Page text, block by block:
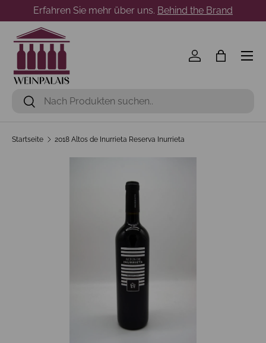
Direkt zum Inhalt
Erfahren Sie mehr über uns. Behind the Brand
Suchen
Suchen
Einloggen
Menü
Startseite 2018 Altos de Inurrieta Reserva Inurrieta